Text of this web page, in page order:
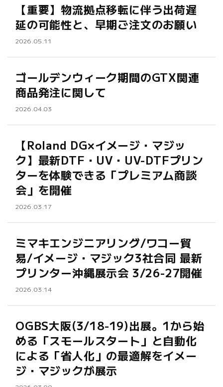
【重要】物流拠点移転に伴う出荷遅
延の可能性と、早期ご注文のお願い
2026.05.11
ゴールデンウィーク期間のGTX関連
商品発注に関して
2026.04.03
【Roland DG×イメージ・マジッ
ク】最新DTF・UV・UV-DTFプリン
ターを体験できる「プレミアム商談
会」を開催
2026.03.17
ミマキエンジニアリング/ワコー貿
易/イメージ・マジック3社合同 最新
プリンター沖縄展示会 3/26-27開催
2026.03.14
OGBS大阪(3/18-19)出展。1から始
める「スモールスタート」と自動化
による「省人化」の最適解をイメー
ジ・マジックが展示